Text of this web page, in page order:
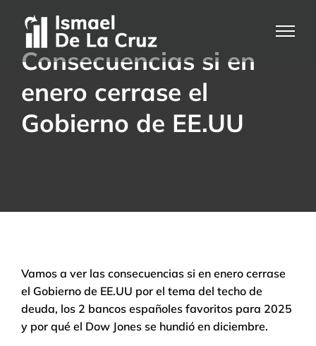
Consecuencias si en
enero cerrase el
Gobierno de EE.UU
Vamos a ver las consecuencias si en enero cerrase
el Gobierno de EE.UU por el tema del techo de
deuda, los 2 bancos españoles favoritos para 2025
y por qué el Dow Jones se hundió en diciembre.